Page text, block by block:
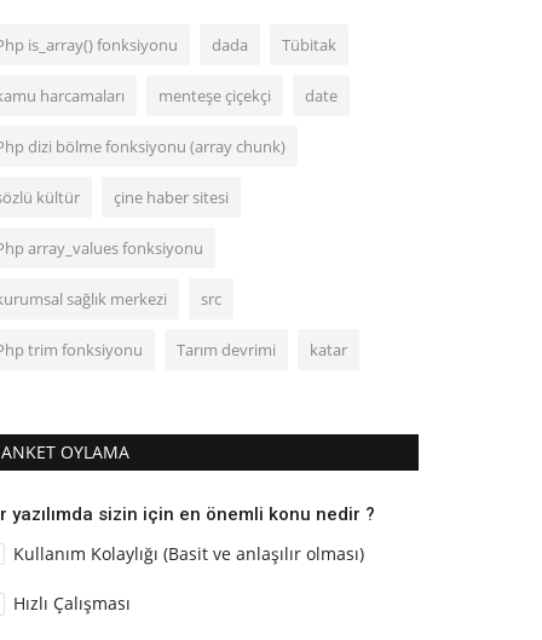
is_array() fonksiyonu dada Tübitak
harcamaları menteşe çiçekçi date
dizi bölme fonksiyonu (array chunk)
kültür çine haber sitesi
array_values fonksiyonu
sağlık merkezi src
trim fonksiyonu Tarım devrimi katar
ANKET OYLAMA
yazılımda sizin için en önemli konu nedir ?
Kullanım Kolaylığı (Basit ve anlaşılır olması)
Hızlı Çalışması